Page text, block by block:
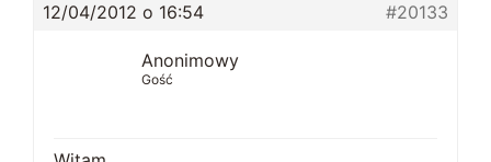
12/04/2012 o 16:54
#20133
Anonimowy
Gość